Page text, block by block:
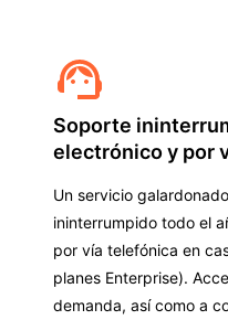
Soporte
electrónico y por
Un servicio
ininterrumpido todo el
por vía telefónica en
planes Enterprise).
demanda, así como a